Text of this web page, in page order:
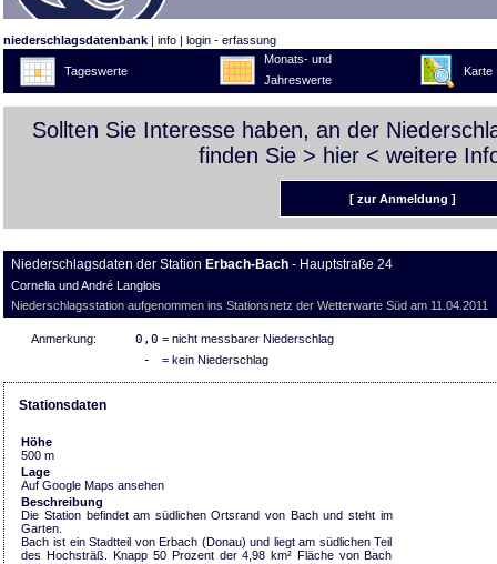
niederschlagsdatenbank | info | login - erfassung
Tageswerte
Monats- und
Jahreswerte
Karte
Sollten Sie Interesse haben, an der
finden Sie > hier < weitere
[ zur Anmeldung ]
Niederschlagsdaten der Station Erbach-Bach - Hauptstraße 24
Cornelia und André Langlois
Niederschlagsstation aufgenommen ins Stationsnetz der Wetterwarte Süd am 11.04.2011
Anmerkung: 0,0 = nicht messbarer Niederschlag
- = kein Niederschlag
Stationsdaten
Höhe
500 m
Lage
Auf Google Maps ansehen
Beschreibung
Die Station befindet am südlichen Ortsrand von Bach und steht im
Garten.
Bach ist ein Stadtteil von Erbach (Donau) und liegt am südlichen Teil
des Hochsträß. Knapp 50 Prozent der 4,98 km² Fläche von Bach